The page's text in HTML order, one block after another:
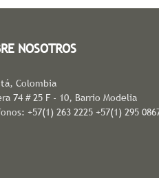
NOSOTROS
Colombia
74 # 25 F - 10, Barrio Modelia
+57(1) 263 2225 +57(1) 295